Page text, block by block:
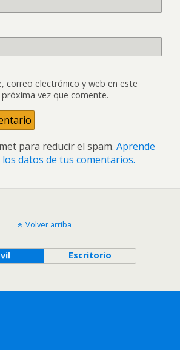
correo electrónico y web en este
vez que comente.
para reducir el spam. Aprende
datos de tus comentarios.
Volver arriba
Escritorio